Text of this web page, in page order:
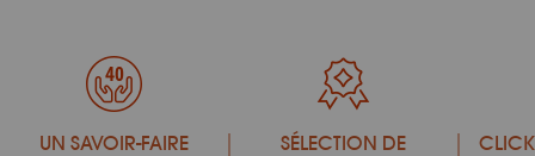
UN SAVOIR-FAIRE
SÉLECTION DE